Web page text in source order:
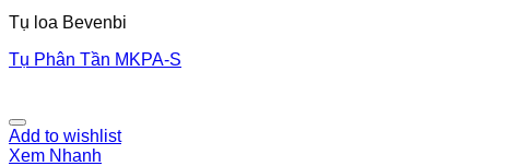
Tụ loa Bevenbi
Tụ Phân Tần MKPA-S
Add to wishlist
Xem Nhanh